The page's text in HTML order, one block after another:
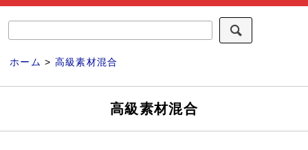
ホーム > 高級素材混合
高級素材混合